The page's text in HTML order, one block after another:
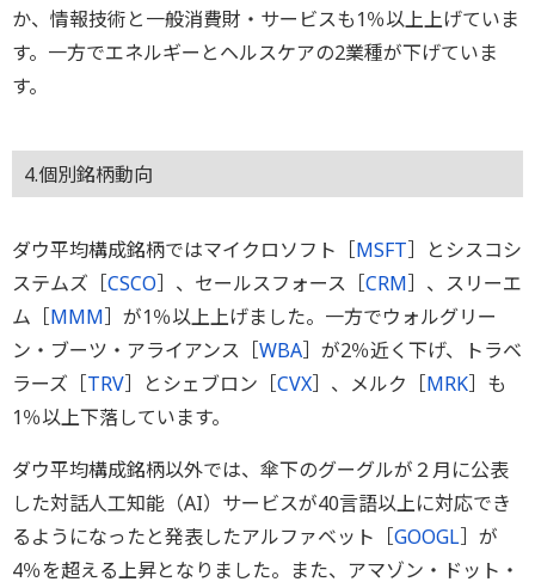
か、情報技術と一般消費財・サービスも1％以上上げていま
す。一方でエネルギーとヘルスケアの2業種が下げていま
す。
4.個別銘柄動向
ダウ平均構成銘柄ではマイクロソフト［MSFT］とシスコシ
ステムズ［CSCO］、セールスフォース［CRM］、スリーエ
ム［MMM］が1％以上上げました。一方でウォルグリー
ン・ブーツ・アライアンス［WBA］が2％近く下げ、トラベ
ラーズ［TRV］とシェブロン［CVX］、メルク［MRK］も
1％以上下落しています。
ダウ平均構成銘柄以外では、傘下のグーグルが２月に公表
した対話人工知能（AI）サービスが40言語以上に対応でき
るようになったと発表したアルファベット［GOOGL］が
4％を超える上昇となりました。また、アマゾン・ドット・